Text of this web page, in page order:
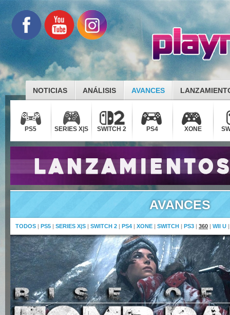
NOTICIAS ANÁLISIS AVANCES
PS5 SERIES X|S SWITCH 2 PS4 XONE
AVANCES
TODOS | PS5 | SERIES X|S | SWITCH 2 | PS4 | XONE | SWITCH | PS3 | 360 | WII U